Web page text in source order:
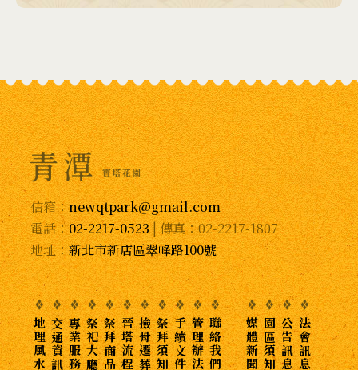
信箱：newqtpark@gmail.com
電話：02-2217-0523| 傳真：02-2217-1807
地址：新北市新店區翠峰路100號
地理風水交通資訊專業服務祭祀大廳祭拜商品晉塔流程撿骨遷葬祭拜須知手續文件管理辦法聯絡我們 媒體新聞園區須知公告訊息法會訊息